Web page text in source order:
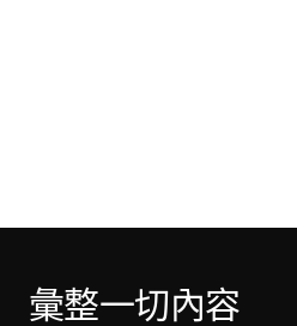
彙整一切內容